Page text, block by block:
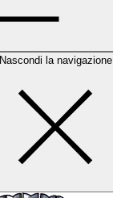
Nascondi la navigazione